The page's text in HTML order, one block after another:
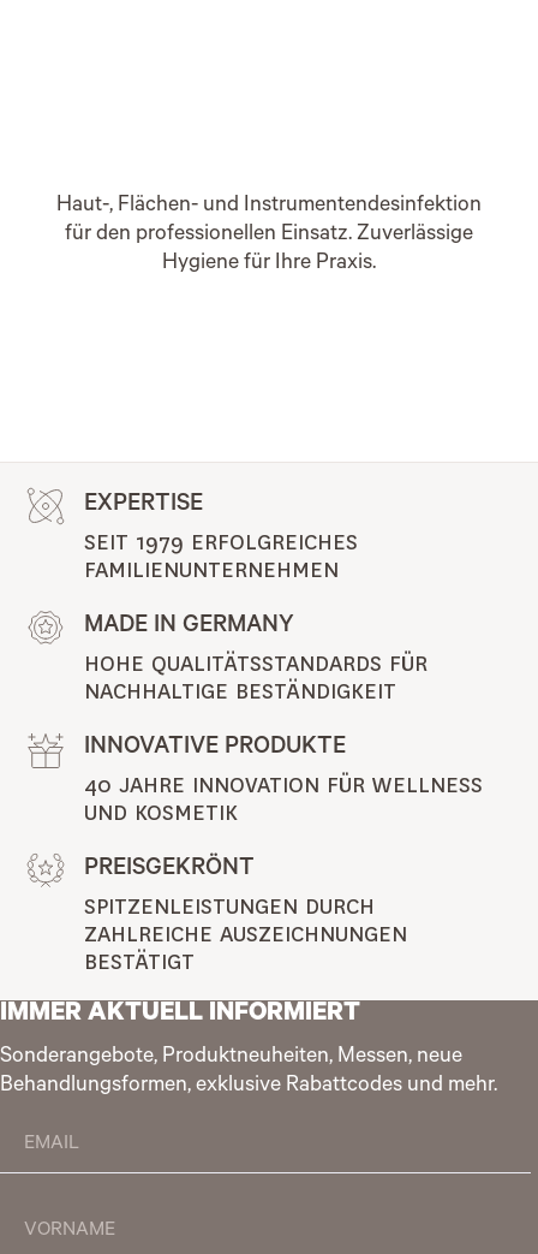
Haut-, Flächen- und Instrumentendesinfektion
für den professionellen Einsatz. Zuverlässige
Hygiene für Ihre Praxis.
EXPERTISE
SEIT 1979 ERFOLGREICHES
FAMILIENUNTERNEHMEN
MADE IN GERMANY
HOHE QUALITÄTSSTANDARDS FÜR
NACHHALTIGE BESTÄNDIGKEIT
INNOVATIVE PRODUKTE
40 JAHRE INNOVATION FÜR WELLNESS
UND KOSMETIK
PREISGEKRÖNT
SPITZENLEISTUNGEN DURCH
ZAHLREICHE AUSZEICHNUNGEN
BESTÄTIGT
IMMER AKTUELL INFORMIERT
Sonderangebote, Produktneuheiten, Messen, neue
Behandlungsformen, exklusive Rabattcodes und mehr.